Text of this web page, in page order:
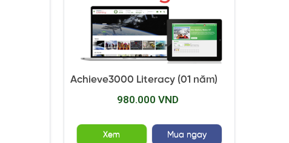
Achieve3000 Literacy (01 năm)
980.000 VND
Xem Mua ngay